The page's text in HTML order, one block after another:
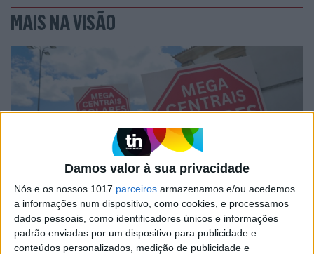
Damos valor à sua privacidade
Nós e os nossos 1017 parceiros armazenamos e/ou acedemos
a informações num dispositivo, como cookies, e processamos
dados pessoais, como identificadores únicos e informações
padrão enviadas por um dispositivo para publicidade e
conteúdos personalizados, medição de publicidade e
MAIS NA VISÃO
SOCIEDADE EXCLUSIVO
A resistência do País rural: Outras
lutas em curso, além do Barrosso